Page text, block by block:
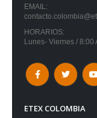
EMAIL:
HORARIOS:
Lunes- Viernes / 8:00
ETEX COLOMBIA